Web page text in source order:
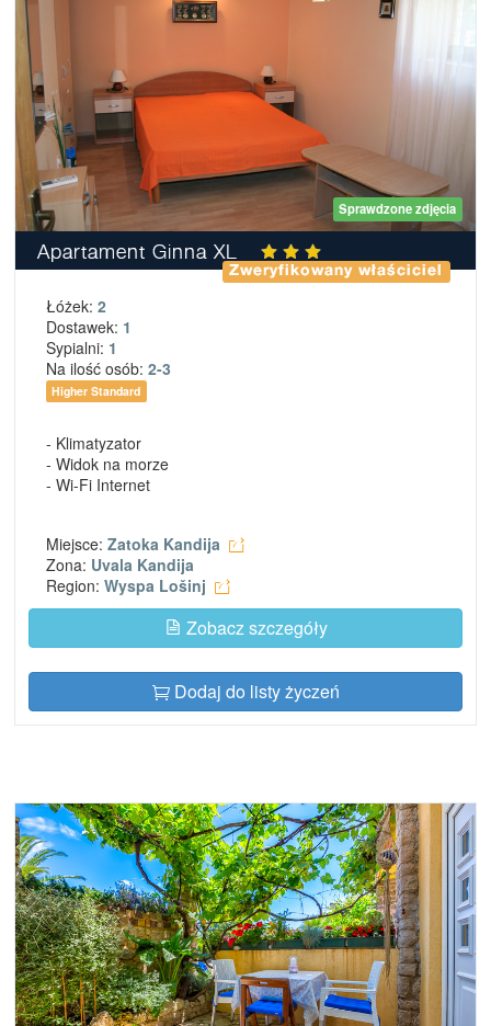
Sprawdzone zdjęcia
Apartament Ginna XL
Zweryfikowany właściciel
Łóżek: 2
Dostawek: 1
Sypialni: 1
Na ilość osób: 2-3
Higher Standard
- Klimatyzator
- Widok na morze
- Wi-Fi Internet
Miejsce: Zatoka Kandija
Zona: Uvala Kandija
Region: Wyspa Lošinj
Zobacz szczegóły
Dodaj do listy życzeń